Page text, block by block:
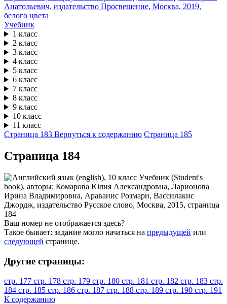
Учебник
1 класс
2 класс
3 класс
4 класс
5 класс
6 класс
7 класс
8 класс
9 класс
10 класс
11 класс
Страница 183 Вернуться к содержанию Страница 185
Cтраница 184
Ваш номер не отображается здесь?
Такое бывает: задание могло начаться на предыдущей или
следующей странице.
Другие страницы:
стр. 177 стр. 178 стр. 179 стр. 180 стр. 181 стр. 182 стр. 183 стр.
184 стр. 185 стр. 186 стр. 187 стр. 188 стр. 189 стр. 190 стр. 191
К содержанию